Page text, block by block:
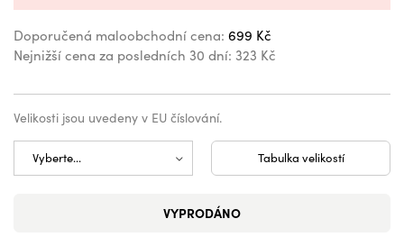
Doporučená maloobchodní cena: 699 Kč
Nejnižší cena za posledních 30 dní: 323 Kč
Velikosti jsou uvedeny v EU číslování.
Tabulka velikostí
VYPRODÁNO